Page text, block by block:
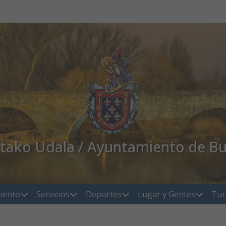
Udala / Ayuntamiento de
Servicios Deportes Lugar y Gentes